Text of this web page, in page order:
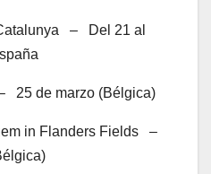
– Del 21 al
25 de marzo (Bélgica)
in Flanders Fields –